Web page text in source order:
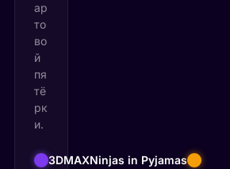
ар
то
во
й
пя
тё
рк
и.
3DMAXNinjas in Pyjamas